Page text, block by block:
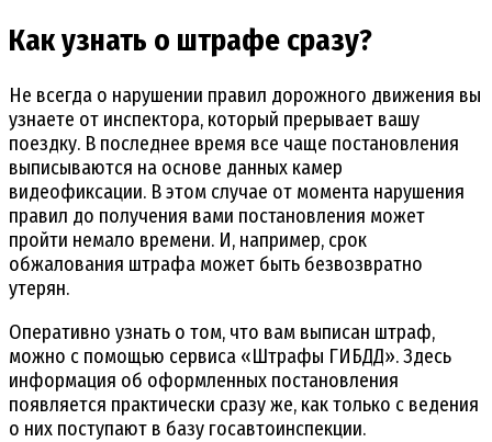
Как узнать о штрафе сразу?
Не всегда о нарушении правил дорожного движения вы
узнаете от инспектора, который прерывает вашу
поездку. В последнее время все чаще постановления
выписываются на основе данных камер
видеофиксации. В этом случае от момента нарушения
правил до получения вами постановления может
пройти немало времени. И, например, срок
обжалования штрафа может быть безвозвратно
утерян.
Оперативно узнать о том, что вам выписан штраф,
можно с помощью сервиса «Штрафы ГИБДД». Здесь
информация об оформленных постановления
появляется практически сразу же, как только с ведения
о них поступают в базу госавтоинспекции.